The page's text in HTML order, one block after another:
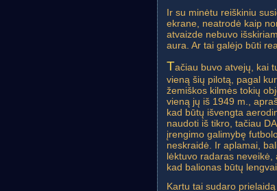
Ir su minėtu reiškiniu
ekrane, neatrodė kaip
atvaizde nebuvo
aura. Ar tai galėjo būti
Tačiau buvo atvejų, kai
vieną šių pilotą, pagal
žemiškos kilmės tokių
vieną jų iš 1949 m.,
kad būtų išvengta
naudoti iš tikro, tačiau
įrengimo galimybę
neskraidė. Ir aplamai,
lėktuvo radaras neveikė,
kad balionas būtų
Kartu tai sudaro